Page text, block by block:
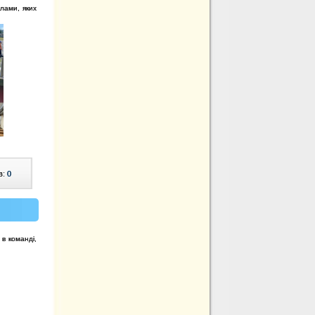
яких
0
команді,